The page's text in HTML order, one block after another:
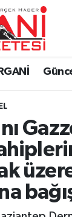
Eczaneler
Yoğunluk
Durumu ve